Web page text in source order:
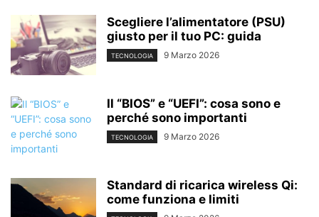
Scegliere l’alimentatore (PSU)
giusto per il tuo PC: guida
TECNOLOGIA 9 Marzo 2026
Il “BIOS” e “UEFI”: cosa sono e
perché sono importanti
TECNOLOGIA 9 Marzo 2026
Standard di ricarica wireless Qi:
come funziona e limiti